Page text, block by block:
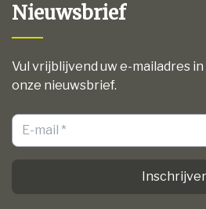
Nieuwsbrief
Vul vrijblijvend uw e-mailadres
onze nieuwsbrief.